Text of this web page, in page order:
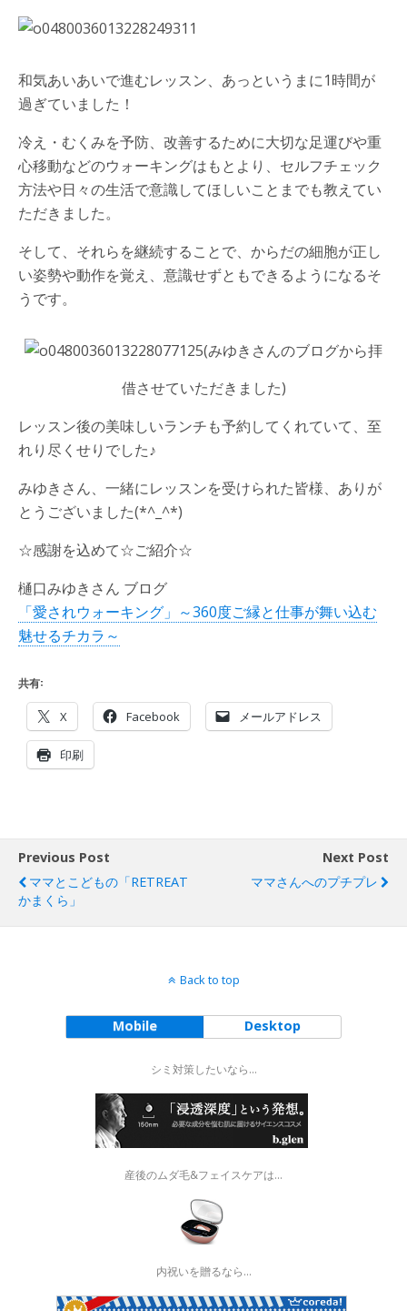
和気あいあいで進むレッスン、あっというまに1時間が
過ぎていました！
冷え・むくみを予防、改善するために大切な足運びや重
心移動などのウォーキングはもとより、セルフチェック
方法や日々の生活で意識してほしいことまでも教えてい
ただきました。
そして、それらを継続することで、からだの細胞が正し
い姿勢や動作を覚え、意識せずともできるようになるそ
うです。
(みゆきさんのブログから拝
借させていただきました)
レッスン後の美味しいランチも予約してくれていて、至
れり尽くせりでした♪
みゆきさん、一緒にレッスンを受けられた皆様、ありが
とうございました(*^_^*)
☆感謝を込めて☆ご紹介☆
樋口みゆきさん ブログ
「愛されウォーキング」～360度ご縁と仕事が舞い込む
魅せるチカラ～
共有:
X Facebook メールアドレス
印刷
Previous Post
ママとこどもの「RETREAT
かまくら」
Next Post
ママさんへのプチプレ
Back to top
Mobile Desktop
シミ対策したいなら...
産後のムダ毛&フェイスケアは...
内祝いを贈るなら…